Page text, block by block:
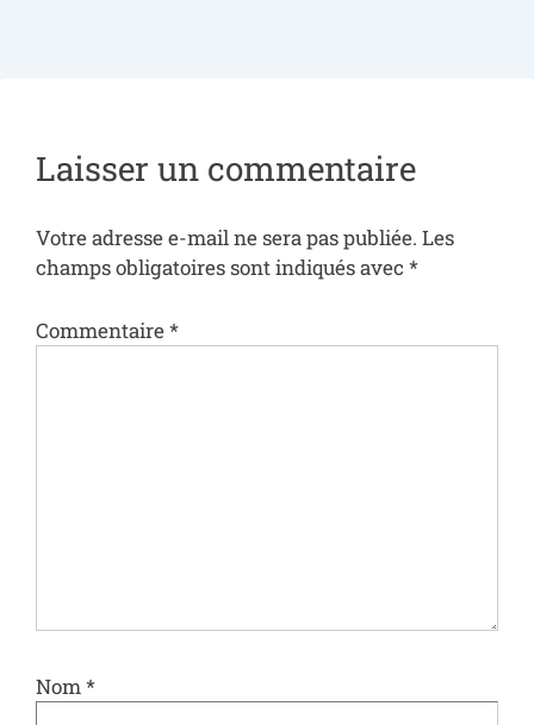
Laisser un commentaire
Votre adresse e-mail ne sera pas publiée. Les
champs obligatoires sont indiqués avec *
Commentaire*
Nom*